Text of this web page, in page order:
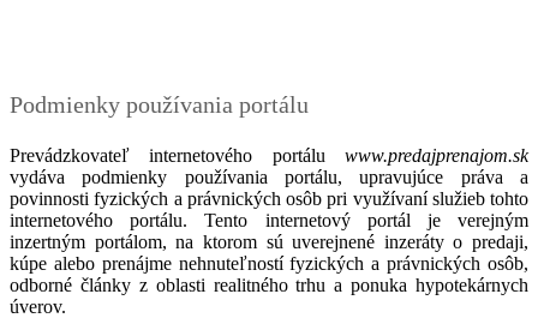
Podmienky používania portálu
Prevádzkovateľ internetového portálu www.predajprenajom.sk
vydáva podmienky používania portálu, upravujúce práva a
povinnosti fyzických a právnických osôb pri využívaní služieb tohto
internetového portálu. Tento internetový portál je verejným
inzertným portálom, na ktorom sú uverejnené inzeráty o predaji,
kúpe alebo prenájme nehnuteľností fyzických a právnických osôb,
odborné články z oblasti realitného trhu a ponuka hypotekárnych
úverov.